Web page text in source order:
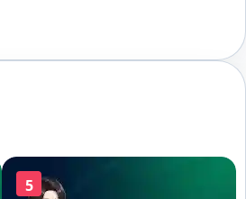
5